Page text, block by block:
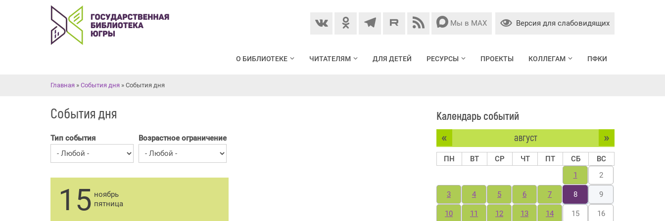
Мы в МАХ Версия для слабовидящих
О БИБЛИОТЕКЕ ЧИТАТЕЛЯМ ДЛЯ ДЕТЕЙ РЕСУРСЫ ПРОЕКТЫ КОЛЛЕГАМ ПФКИ
Вы здесь
Главная » События дня » События дня
События дня
Тип события Возрастное ограничение
15 ноябрь
пятница
Календарь событий
август
« »
ПН ВТ СР ЧТ ПТ СБ
ВС
1
2
3 4 5 6 7 8 9
10 11 12 13 14 15 16